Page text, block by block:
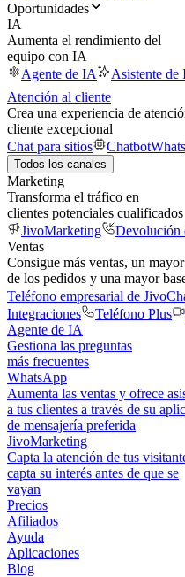
Oportunidades
IA
Aumenta el rendimiento del
equipo con IA
Agente de IA
Asistente de
Atención al cliente
Crea una experiencia de
cliente excepcional
Chat para sitios
Chatbot
Todos los canales
Marketing
Transforma el tráfico en
clientes potenciales cualificados
JivoMarketing
Devolución
Ventas
Consigue más ventas, un
de los pedidos y una mayor
Teléfono empresarial de
Integraciones
Teléfono Plus
Agente de IA
Gestiona las preguntas
más frecuentes
WhatsApp
Aumenta las ventas y ofrece
a tus clientes a través de su
de mensajería preferida
JivoMarketing
Capta la atención de tus
capta su interés antes de que se
vayan
Precios
Afiliados
Ayuda
Aplicaciones
Blog